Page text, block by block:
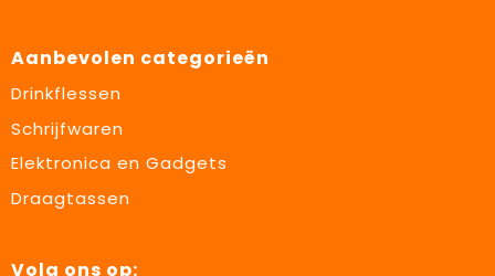
Aanbevolen categorieën
Drinkflessen
Schrijfwaren
Elektronica en Gadgets
Draagtassen
Volg ons op: